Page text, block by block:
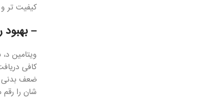
کیفیت تر
–
ویتامین
کافی
ضعف بدنی
شان را